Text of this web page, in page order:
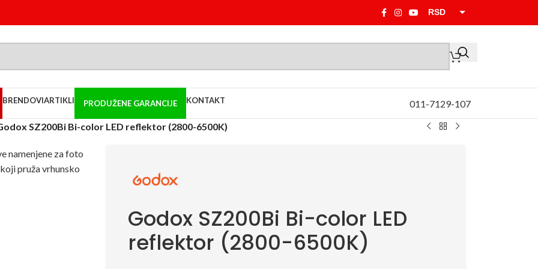
RSD
BRENDOVIARTIKLI PRODUŽENE GARANCIJE KONTAKT 011-7129-107
SZ200Bi Bi-color LED reflektor (2800-6500K)
Godox SZ200Bi Bi-color LED
reflektor (2800-6500K)